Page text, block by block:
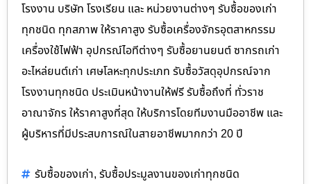
โรงงาน บริษัท โรงเรียน และ หน่วยงานต่างๆ รับซื้อของเก่า
ทุกชนิด ทุกสภาพ ให้ราคาสูง รับซื้อเครื่องจักรอุตสาหกรรม
เครื่องใช้ไฟฟ้า อุปกรณ์ไอทีต่างๆ รับซื้อยานยนต์ ซากรถเก่า
อะไหล่ยนต์เก่า เศษโลหะทุกประเภท รับซื้อวัสดุอุปกรณ์จาก
โรงงานทุกชนิด ประเมินหน้างานให้ฟรี รับซื้อถึงที่ ทั่วราช
อาณาจักร ให้ราคาสูงที่สุด ให้บริการโดยทีมงานมืออาชีพ และ
ผู้บริหารที่มีประสบการณ์ในสายอาชีพมากกว่า 20 ปี
รับซื้อของเก่า, รับซื้อประมูลงานของเก่าทุกชนิด